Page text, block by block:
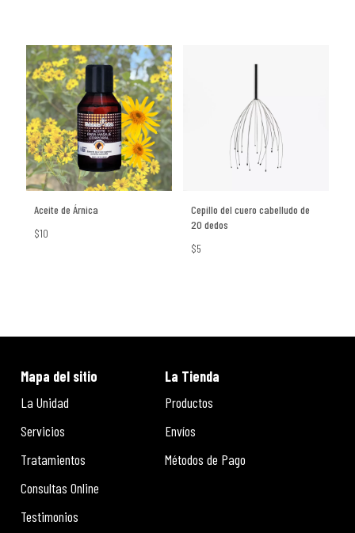
Aceite de Árnica
$10
Cepillo del cuero cabelludo de
20 dedos
$5
Mapa del sitio
La Unidad
Servicios
Tratamientos
Consultas Online
Testimonios
La Tienda
Productos
Envíos
Métodos de Pago